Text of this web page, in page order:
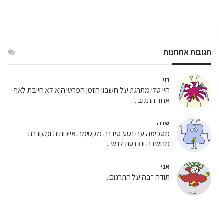
תגובות אחרונות
רוי
היי טלי מתרגת על חשבון הזמן הפרטי היא לא חייבת לאף
אחד התגוב...
שרה
מסכימה עם נטע סידרה מקסימה אייכותית ומעוררת
מחשבה ונכנסת לנש...
אני
תודה רבה על התרגום...